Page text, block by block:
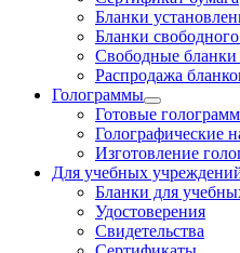
Бланки
Бланки
Свободные
Распродажа
Голограммы
Готовые
Голографические
Изготовление
Для учебных
Бланки для
Удостоверения
Свидетельства